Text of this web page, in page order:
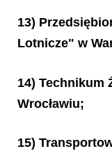
13)
Lotnicze" w
14) Technikum
Wrocławiu;
15)